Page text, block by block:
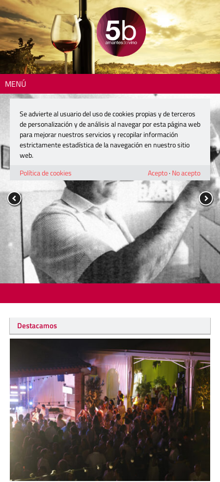
MENÚ
Destacamos
Se advierte al usuario del uso de cookies propias y de terceros
de personalización y de análisis al navegar por esta página web
para mejorar nuestros servicios y recopilar información
estrictamente estadística de la navegación en nuestro sitio
web.
Política de cookies
Acepto· No acepto